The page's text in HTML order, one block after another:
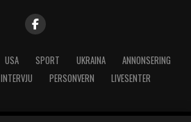
USA SPORT UKRAINA
ANNONSERING
INTERVJU PERSONVERN LIVESENTER